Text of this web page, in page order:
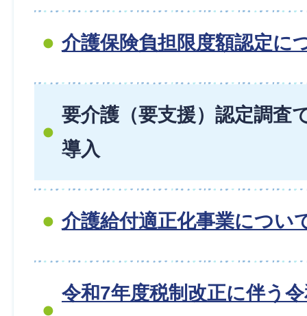
介護保険負担限度額認定に
要介護（要支援）認定調査
導入
介護給付適正化事業につい
令和7年度税制改正に伴う